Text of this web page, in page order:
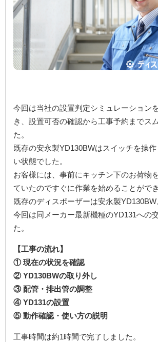
今回は当社の設置判定シミュレーション
き、設置可否の確認から工事予約までス
た。
既存の安永製YD130BWはスイッチを操
い状態でした。
お客様には、事前にキッチン下のお荷物
ていたのですぐに作業を始めることができ
既存のディスポーザーは安永製YD130BW
今回は同メーカー最新機種のYD131への
た。
【工事の流れ】
① 現在の状況を確認
② YD130BWの取り外し
③ 配管・排出管の調整
④ YD131の設置
⑤ 動作確認・使い方の説明
工事時間は約1時間で完了しました。